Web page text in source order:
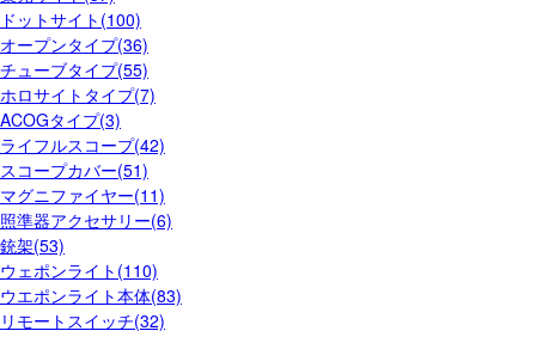
ドットサイト(100)
オープンタイプ(36)
チューブタイプ(55)
ホロサイトタイプ(7)
ACOGタイプ(3)
ライフルスコープ(42)
スコープカバー(51)
マグニファイヤー(11)
照準器アクセサリー(6)
銃架(53)
ウェポンライト(110)
ウエポンライト本体(83)
リモートスイッチ(32)